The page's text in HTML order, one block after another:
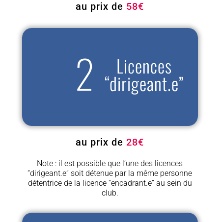
au prix de 58€
Licences
“dirigeant.e”
au prix de28€
Note : il est possible que l’une des licences
“dirigeant.e” soit détenue par la même personne
détentrice de la licence “encadrant.e” au sein du
club.